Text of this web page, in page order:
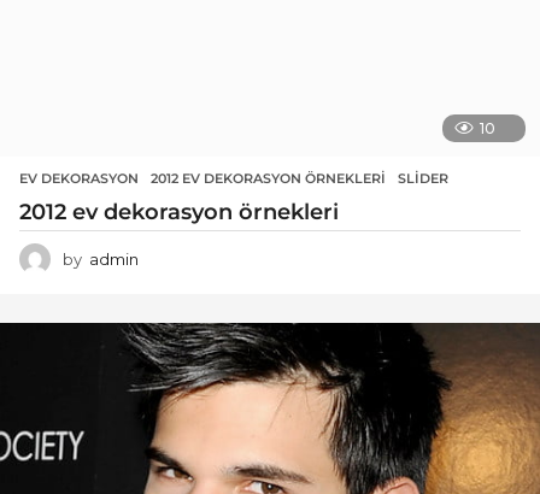
10
EV DEKORASYON 2012 EV DEKORASYON ÖRNEKLERI ,SLIDER
2012 ev dekorasyon örnekleri
by admin